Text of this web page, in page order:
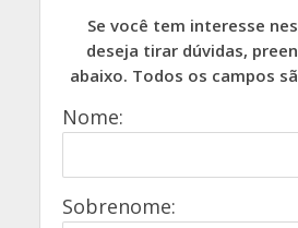
Se você tem interesse
deseja tirar dúvidas,
abaixo. Todos os campos
Nome:
Sobrenome: